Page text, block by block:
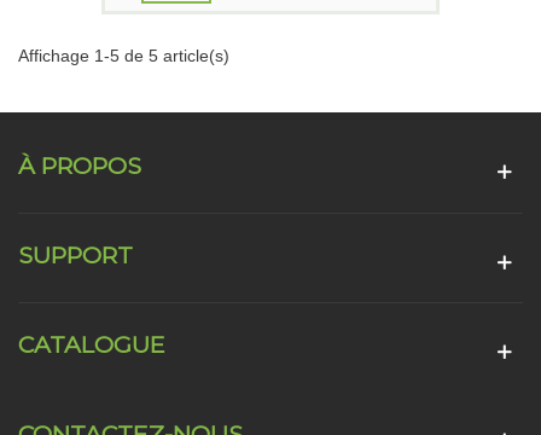
Affichage 1-5 de 5 article(s)
À PROPOS
SUPPORT
CATALOGUE